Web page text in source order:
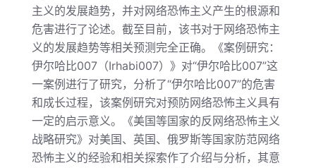
主义的发展趋势，并对网络恐怖主义产生的根源和
危害进行了论述。截至目前，该书对于网络恐怖主
义的发展趋势等相关预测完全正确。《案例研究：
伊尔哈比007 （Irhabi007）》对“伊尔哈比007”这
一案例进行了研究，分析了“伊尔哈比007”的危害
和成长过程，该案例研究对预防网络恐怖主义具有
一定的启示意义。《美国等国家的反网络恐怖主义
战略研究》对美国、英国、俄罗斯等国家防范网络
恐怖主义的经验和相关探索作了介绍与分析，其意